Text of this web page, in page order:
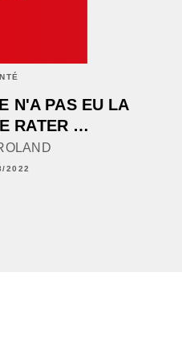
N'A PAS EU LA
RATER …
2022